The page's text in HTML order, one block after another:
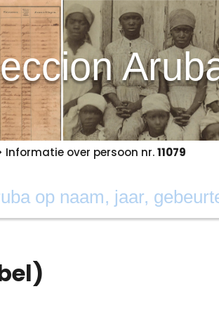
Informatie over persoon nr.11079